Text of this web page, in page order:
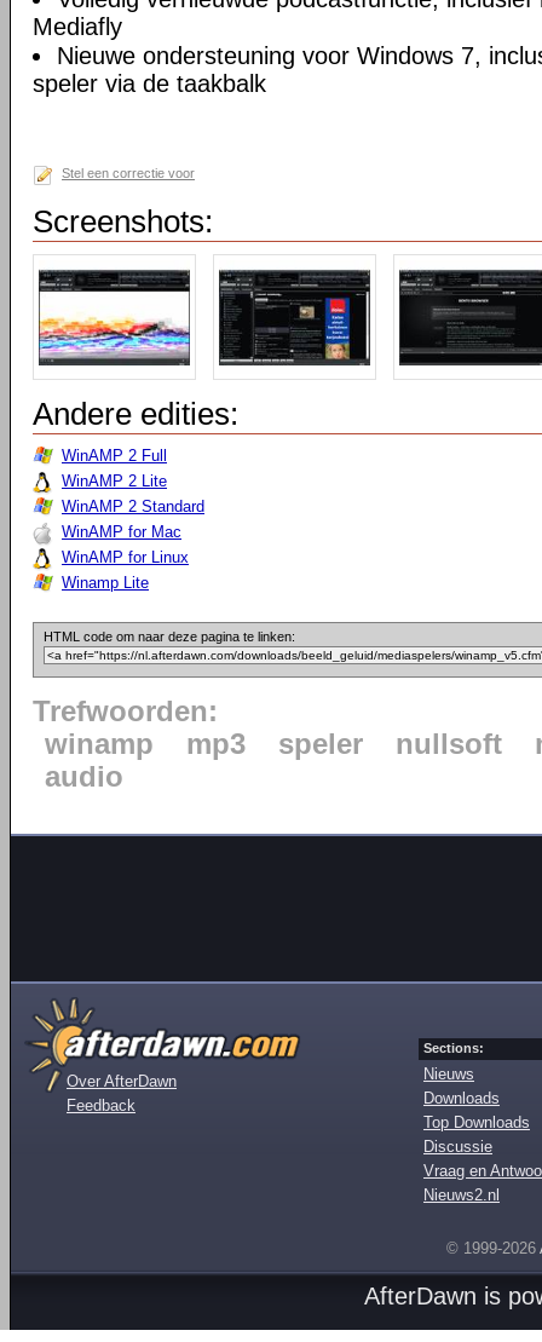
Mediafly
Nieuwe ondersteuning voor Windows 7,
speler via de taakbalk
Stel een correctie voor
Screenshots:
Andere edities:
WinAMP 2 Full
WinAMP 2 Lite
WinAMP 2 Standard
WinAMP for Mac
WinAMP for Linux
Winamp Lite
HTML code om naar deze pagina te linken:
Trefwoorden:
winamp
mp3 speler nullsoft
audio
Over AfterDawn
Feedback
Sections:
Nieuws
Downloads
Top Downloads
Discussie
Vraag en
Nieuws2.nl
© 1999-2026
AfterDawn is